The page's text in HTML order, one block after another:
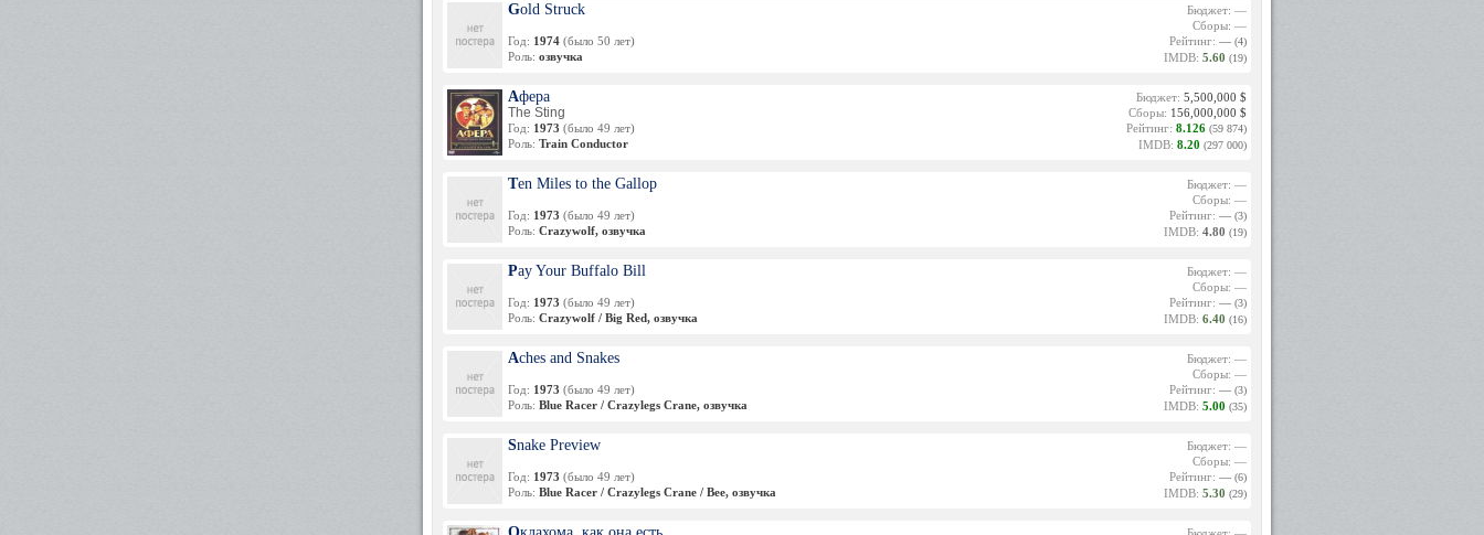
Gold Struck
Год: 1974 (было 50 лет)
Роль: озвучка
Бюджет: —
Сборы: —
Рейтинг: — (4)
IMDB: 5.60 (19)
Афера
The Sting
Год: 1973 (было 49 лет)
Роль: Train Conductor
Бюджет: 5,500,000 $
Сборы: 156,000,000 $
Рейтинг: 8.126 (59 874)
IMDB: 8.20 (297 000)
Ten Miles to the Gallop
Год: 1973 (было 49 лет)
Роль: Crazywolf, озвучка
Бюджет: —
Сборы: —
Рейтинг: — (3)
IMDB: 4.80 (19)
Pay Your Buffalo Bill
Год: 1973 (было 49 лет)
Роль: Crazywolf / Big Red, озвучка
Бюджет: —
Сборы: —
Рейтинг: — (3)
IMDB: 6.40 (16)
Aches and Snakes
Год: 1973 (было 49 лет)
Роль: Blue Racer / Crazylegs Crane, озвучка
Бюджет: —
Сборы: —
Рейтинг: — (3)
IMDB: 5.00 (35)
Snake Preview
Год: 1973 (было 49 лет)
Роль: Blue Racer / Crazylegs Crane / Bee, озвучка
Бюджет: —
Сборы: —
Рейтинг: — (6)
IMDB: 5.30 (29)